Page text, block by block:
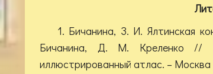
1. Бичанина, З. И. Ялтинская
Бичанина, Д. М. Креленко //
иллюстрированный атлас. – Москва